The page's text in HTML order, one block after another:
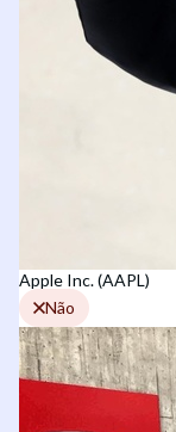
Apple Inc. (AAPL)
Não